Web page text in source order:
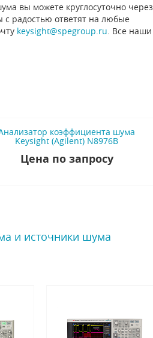
вы можете круглосуточно через
радостью ответят на любые
keysight@spegroup.ru . Все наши
коэффициента шума
Keysight (Agilent) N8976B
Цена по запросу
и источники шума